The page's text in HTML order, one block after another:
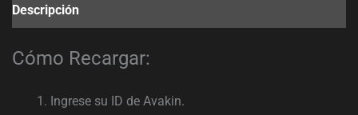
Descripción
Cómo Recargar:
Ingrese su ID de Avakin.